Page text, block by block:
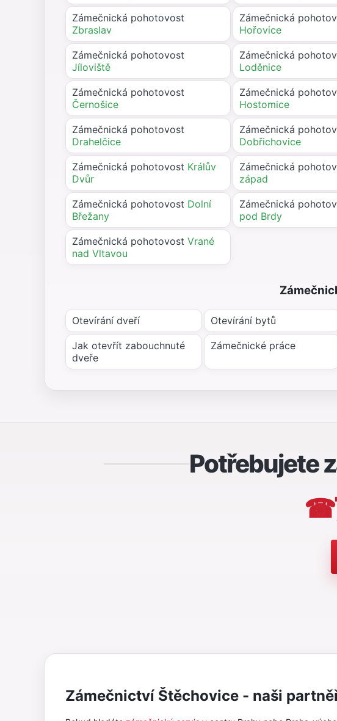
Zámečnická pohotovost
Zbraslav
Zámečnická
Hořovice
Zámečnická pohotovost
Jíloviště
Zámečnická
Loděnice
Zámečnická pohotovost
Černošice
Zámečnická
Hostomice
Zámečnická pohotovost
Drahelčice
Zámečnická
Dobřichovice
Zámečnická pohotovost Králův
Dvůr
Zámečnická
západ
Zámečnická pohotovost Dolní
Břežany
Zámečnická
pod Brdy
Zámečnická pohotovost Vrané
nad Vltavou
Otevírání dveří Otevírání bytů
Jak otevřít zabouchnuté
dveře
Zámečnické práce
Potřebujete
☎
Zámečnictví Štěchovice - naši